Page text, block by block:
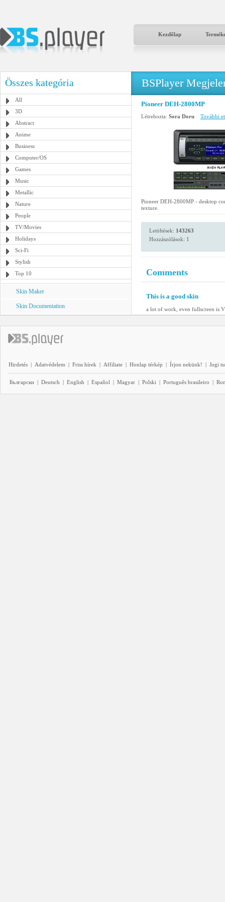
Kezdőlap
Összes kategória
All
3D
Abstract
Anime
Business
Computer/OS
Games
Music
Metallic
Nature
People
TV/Movies
Holidays
Sci-Fi
Stylish
Top 10
Skin Maker
Skin Documentation
BSPlayer
Pioneer DEH-2800MP
Létrehozta: Sora Doru További
Pioneer DEH-2800MP - desktop
texture.
Letöltések: 143263
Hozzászólások: 1
Comments
This is a good skin
a lot of work, even fullscreen is
Hirdetés | Adatvédelem | Friss hírek | Affiliate | Honlap térkép | Írjon nekünk! | Jogi
Български | Deutsch | English | Español | Magyar | Polski | Português brasileiro |